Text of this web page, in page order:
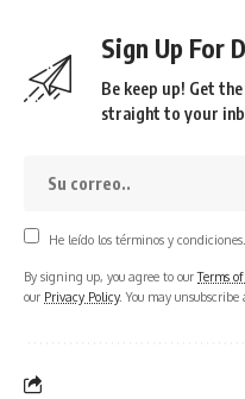
Sign Up For
Be keep up! Get
straight to your
He leído los términos y condiciones.
By signing up, you agree to ourTerms
our Privacy Policy. You may